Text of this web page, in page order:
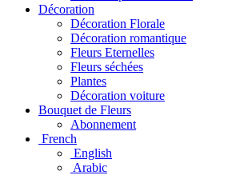
Décoration
Décoration Florale
Décoration romantique
Fleurs Eternelles
Fleurs séchées
Plantes
Décoration voiture
Bouquet de Fleurs
Abonnement
French
English
Arabic